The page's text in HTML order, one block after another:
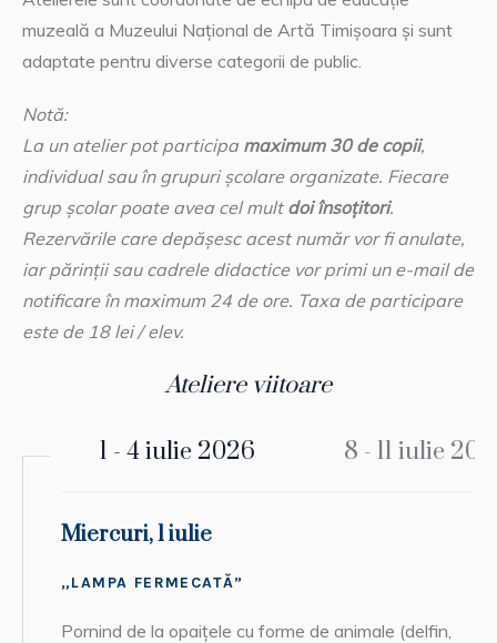
muzeală a Muzeului Național de Artă Timișoara și sunt
adaptate pentru diverse categorii de public.
Notă:
La un atelier pot participa maximum 30 de copii,
individual sau în grupuri școlare organizate. Fiecare
grup școlar poate avea cel mult doi însoțitori.
Rezervările care depășesc acest număr vor fi anulate,
iar părinții sau cadrele didactice vor primi un e-mail de
notificare în maximum 24 de ore. Taxa de participare
este de 18 lei / elev.
Ateliere viitoare
1 - 4 iulie 2026 8 - 11 iulie
Miercuri, 1 iulie
„LAMPA FERMECATĂ”
Pornind de la opaițele cu forme de animale (delfin,